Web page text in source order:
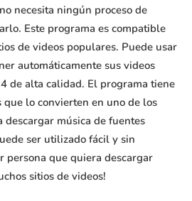
necesita ningún proceso de
Este programa es compatible
de videos populares. Puede usar
automáticamente sus videos
de alta calidad. El programa tiene
lo convierten en uno de los
descargar música de fuentes
ser utilizado fácil y sin
persona que quiera descargar
sitios de videos!